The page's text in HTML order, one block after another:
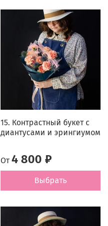
15. Контрастный букет с
диантусами и эрингиумом
От 4 800 ₽
Выбрать